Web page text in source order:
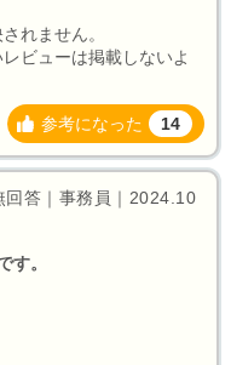
れません。
ビューは掲載しないよ
参考になった 14
答｜事務員｜2024.10
す。